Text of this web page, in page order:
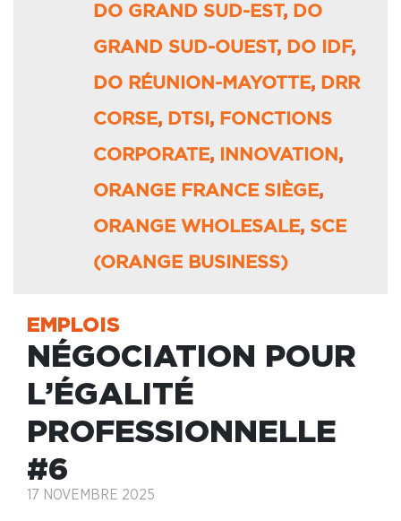
DO GRAND SUD-EST , DO
GRAND SUD-OUEST , DO IDF,
DO RÉUNION-MAYOTTE, DRR
CORSE, DTSI , FONCTIONS
CORPORATE, INNOVATION ,
ORANGE FRANCE SIÈGE,
ORANGE WHOLESALE, SCE
(ORANGE BUSINESS)
EMPLOIS
NÉGOCIATION POUR
L’ÉGALITÉ
PROFESSIONNELLE
#6
17 NOVEMBRE 2025